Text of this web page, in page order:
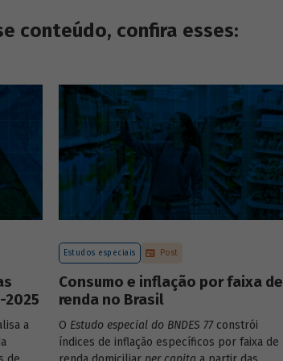
conteúdo, confira esses:
2025
a
Estudos especiais Post
Consumo e inflação por faixa de
renda no Brasil
O Estudo especial do BNDES 77constrói
índices de inflação específicos por faixa de